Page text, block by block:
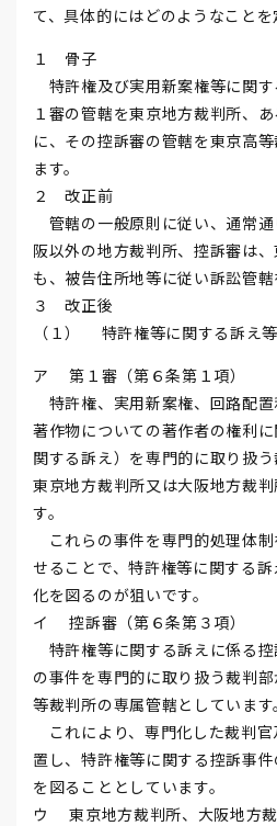
て、具体的にはどのようなこと
１ 骨子
特許権及び実用新案権等に関
１審の管轄を東京地方裁判所、
に、その控訴審の管轄を東京高
ます。
２ 改正前
管轄の一般原則に従い、通常
阪以外の地方裁判所、控訴審は
も、被告住所地等に従い訴訟管轄
３ 改正後
（１） 特許権等に関する訴え
ア 第１審（第６条第１項）
特許権、実用新案権、回路配
著作物についての著作者の権利
関する訴え）を専門的に取り扱
東京地方裁判所又は大阪地方裁
す。
これらの事件を専門的処理体
せることで、特許権等に関する
化を図るのが狙いです。
イ 控訴審（第６条第３項）
特許権等に関する訴えに係る
の事件を専門的に取り扱う裁判
等裁判所の専属管轄としています
これにより、専門化した裁判
置し、特許権等に関する控訴事
を図ることとしています。
ウ 東京地方裁判所、大阪地方